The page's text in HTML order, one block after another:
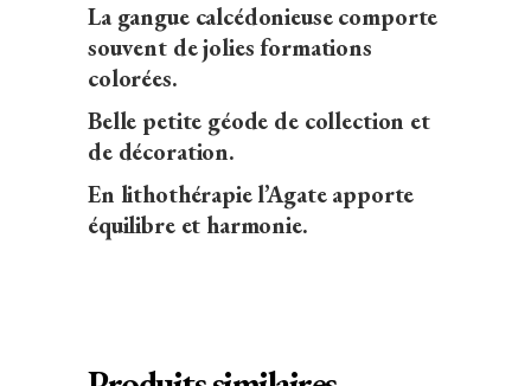
La gangue calcédonieuse comporte
souvent de jolies formations
colorées.
Belle petite géode de collection et
de décoration.
En lithothérapie l’Agate apporte
équilibre et harmonie.